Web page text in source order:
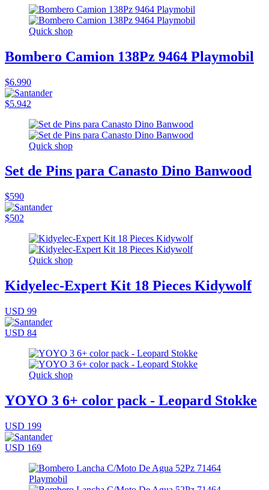
Quick shop
Bombero Camion 138Pz 9464 Playmobil
$6.990
$5.942
Quick shop
Set de Pins para Canasto Dino Banwood
$590
$502
Quick shop
Kidyelec-Expert Kit 18 Pieces Kidywolf
USD 99
USD 84
Quick shop
YOYO 3 6+ color pack - Leopard Stokke
USD 199
USD 169